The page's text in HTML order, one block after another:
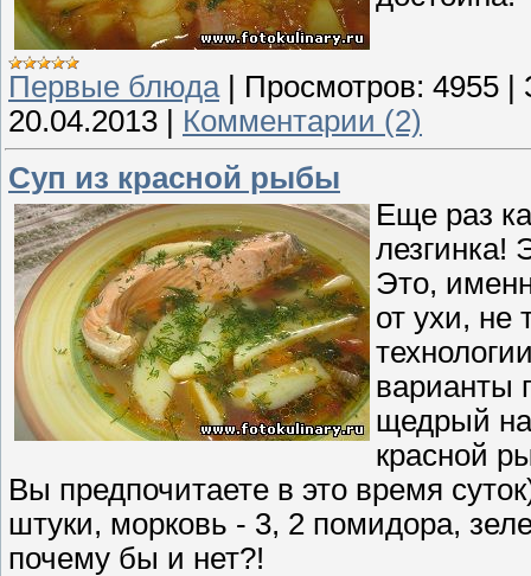
Первые блюда| Просмотров: 4955
20.04.2013
Комментарии (2)
Суп из красной рыбы
Еще раз
лезгинка!
Это,
от ухи, не
варианты
щедрый
красной
Вы предпочитаете в это время
штуки, морковь - 3, 2 помидора,
почему бы и нет?!